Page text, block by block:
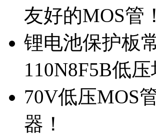
友好的MOS管！
锂电池保护板
110N8F5B低
70V低压MOS
器！